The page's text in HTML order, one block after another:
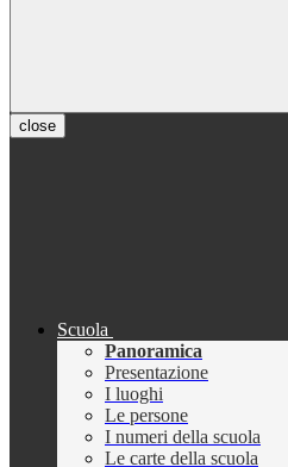
close
Scuola
Panoramica
Presentazione
I luoghi
Le persone
I numeri della scuola
Le carte della scuola